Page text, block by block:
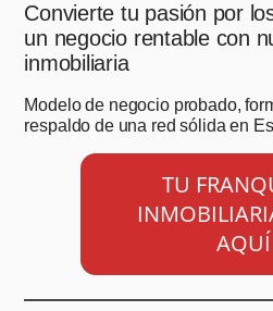
Convierte tu pasión por
un negocio rentable con
inmobiliaria
Modelo de negocio probado,
respaldo de una red sólida en
TU
AQUÍ